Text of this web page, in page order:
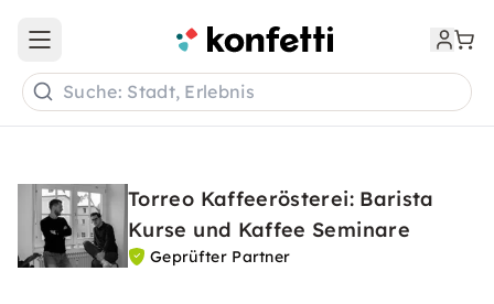
Open main menu
Suche: Stadt, Erlebnis
Torreo Kaffeerösterei: Barista
Kurse und Kaffee Seminare
Geprüfter Partner